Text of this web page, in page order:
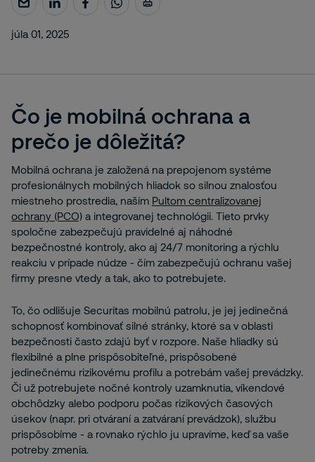
júla 01, 2025
Čo je mobilná ochrana a
prečo je dôležitá?
Mobilná ochrana je založená na prepojenom systéme
profesionálnych mobilných hliadok so silnou znalosťou
miestneho prostredia, naším Pultom centralizovanej
ochrany (PCO) a integrovanej technológii. Tieto prvky
spoločne zabezpečujú pravidelné aj náhodné
bezpečnostné kontroly, ako aj 24/7 monitoring a rýchlu
reakciu v prípade núdze - čím zabezpečujú ochranu vašej
firmy presne vtedy a tak, ako to potrebujete.
To, čo odlišuje Securitas mobilnú patrolu, je jej jedinečná
schopnosť kombinovať silné stránky, ktoré sa v oblasti
bezpečnosti často zdajú byť v rozpore. Naše hliadky sú
flexibilné a plne prispôsobiteľné, prispôsobené
jedinečnému rizikovému profilu a potrebám vašej prevádzky.
Či už potrebujete nočné kontroly uzamknutia, víkendové
obchôdzky alebo podporu počas rizikových časových
úsekov (napr. pri otváraní a zatváraní prevádzok), službu
prispôsobíme - a rovnako rýchlo ju upravíme, keď sa vaše
potreby zmenia.